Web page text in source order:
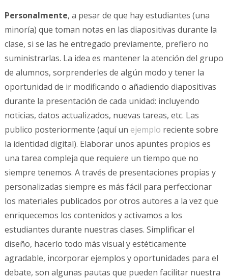
Personalmente, a pesar de que hay estudiantes (una
minoría) que toman notas en las diapositivas durante la
clase, si se las he entregado previamente, prefiero no
suministrarlas. La idea es mantener la atención del grupo
de alumnos, sorprenderles de algún modo y tener la
oportunidad de ir modificando o añadiendo diapositivas
durante la presentación de cada unidad: incluyendo
noticias, datos actualizados, nuevas tareas, etc. Las
publico posteriormente (aquí un ejemplo reciente sobre
la identidad digital). Elaborar unos apuntes propios es
una tarea compleja que requiere un tiempo que no
siempre tenemos. A través de presentaciones propias y
personalizadas siempre es más fácil para perfeccionar
los materiales publicados por otros autores a la vez que
enriquecemos los contenidos y activamos a los
estudiantes durante nuestras clases. Simplificar el
diseño, hacerlo todo más visual y estéticamente
agradable, incorporar ejemplos y oportunidades para el
debate, son algunas pautas que pueden facilitar nuestra